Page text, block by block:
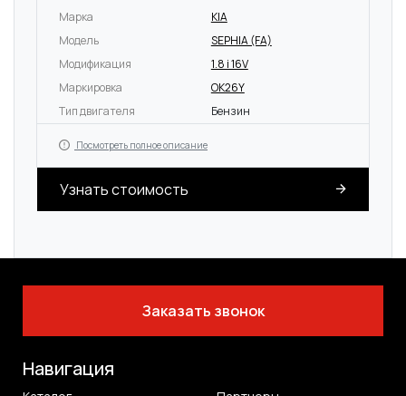
Марка
KIA
Модель
SEPHIA (FA)
Модификация
1.8 i 16V
Маркировка
OK26Y
Тип двигателя
Бензин
Посмотреть полное описание
Узнать стоимость
Заказать звонок
Навигация